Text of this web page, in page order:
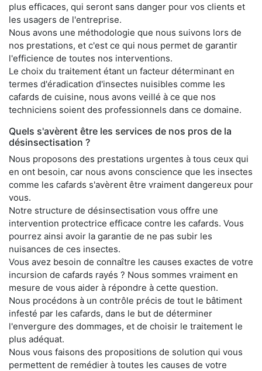
plus efficaces, qui seront sans danger pour vos clients et
les usagers de l'entreprise.
Nous avons une méthodologie que nous suivons lors de
nos prestations, et c'est ce qui nous permet de garantir
l'efficience de toutes nos interventions.
Le choix du traitement étant un facteur déterminant en
termes d'éradication d'insectes nuisibles comme les
cafards de cuisine, nous avons veillé à ce que nos
techniciens soient des professionnels dans ce domaine.
Quels s'avèrent être les services de nos pros de la
désinsectisation ?
Nous proposons des prestations urgentes à tous ceux qui
en ont besoin, car nous avons conscience que les insectes
comme les cafards s'avèrent être vraiment dangereux pour
vous.
Notre structure de désinsectisation vous offre une
intervention protectrice efficace contre les cafards. Vous
pourrez ainsi avoir la garantie de ne pas subir les
nuisances de ces insectes.
Vous avez besoin de connaître les causes exactes de votre
incursion de cafards rayés ? Nous sommes vraiment en
mesure de vous aider à répondre à cette question.
Nous procédons à un contrôle précis de tout le bâtiment
infesté par les cafards, dans le but de déterminer
l'envergure des dommages, et de choisir le traitement le
plus adéquat.
Nous vous faisons des propositions de solution qui vous
permettent de remédier à toutes les causes de votre